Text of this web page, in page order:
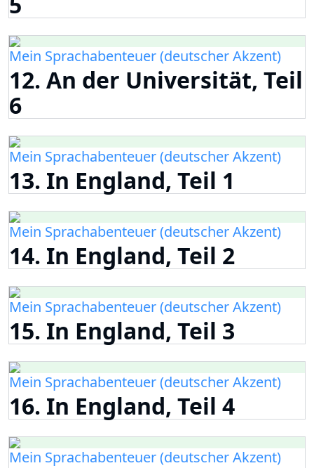
Mein Sprachabenteuer (deutscher Akzent)
12. An der Universität, Teil
6
Mein Sprachabenteuer (deutscher Akzent)
13. In England, Teil 1
Mein Sprachabenteuer (deutscher Akzent)
14. In England, Teil 2
Mein Sprachabenteuer (deutscher Akzent)
15. In England, Teil 3
Mein Sprachabenteuer (deutscher Akzent)
16. In England, Teil 4
Mein Sprachabenteuer (deutscher Akzent)